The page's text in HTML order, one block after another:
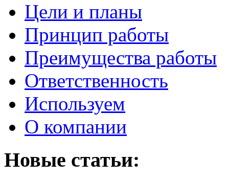
Цели и планы
Принцип работы
Преимущества работы
Ответственность
Используем
О компании
Новые статьи: